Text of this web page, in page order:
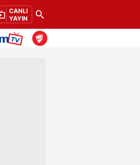
CANLI
YAYIN